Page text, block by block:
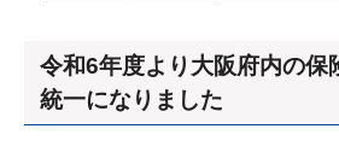
令和6年度より大阪府内の保
統一になりました